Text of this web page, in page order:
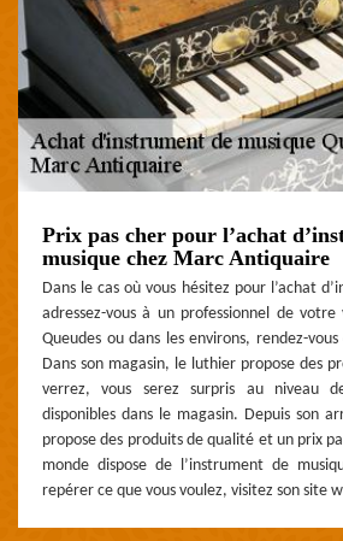
Prix pas cher pour l’achat
musique chez Marc Antiquaire
Dans le cas où vous hésitez pour l’achat
adressez-vous à un professionnel de
Queudes ou dans les environs, rendez-
Dans son magasin, le luthier propose des
verrez, vous serez surpris au niveau
disponibles dans le magasin. Depuis son
propose des produits de qualité et un prix
monde dispose de l’instrument de
repérer ce que vous voulez, visitez son site